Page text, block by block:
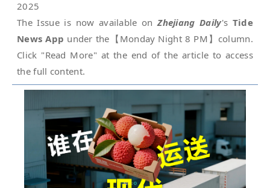
2025
The Issue is now available onZhejiang Daily's Tide
News App under the【Monday Night 8 PM】column.
Click "Read More" at the end of the article to access
the full content.